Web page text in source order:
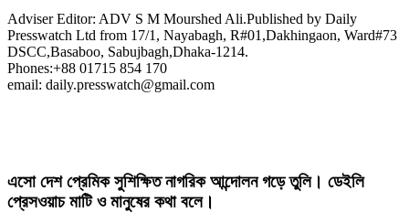
Adviser Editor: ADV S M Mourshed Ali.Published by Daily
Presswatch Ltd from 17/1, Nayabagh, R#01,Dakhingaon, Ward#73
DSCC,Basaboo, Sabujbagh,Dhaka-1214.
Phones:+88 01715 854 170
email: daily.presswatch@gmail.com
এসো দেশ প্রেমিক সুশিক্ষিত নাগরিক আন্দোলন গড়ে তুলি। ডেইলি
প্রেসওয়াচ মাটি ও মানুষের কথা বলে।